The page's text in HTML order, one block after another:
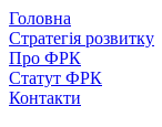
Головна
Стратегія розвитку
Про ФРК
Статут ФРК
Контакти